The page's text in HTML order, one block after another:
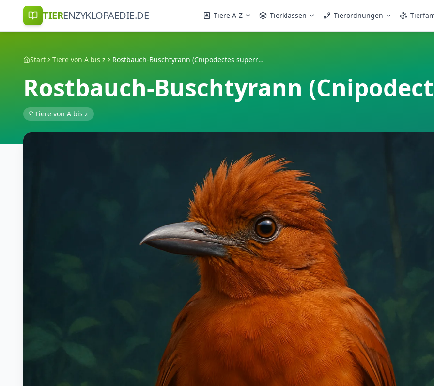
TIERENZYKLOPAEDIE.DE Tiere A-Z Tierklassen Tierordnungen
Start Tiere von A bis z Rostbauch-Buschtyrann (Cnipodectes superrufus)
Rostbauch-Buschtyrann
Tiere von A bis z